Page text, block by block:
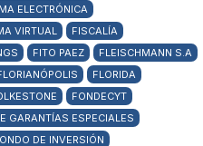
ELECTRÓNICA
VIRTUAL
FISCALÍA
FITO PAEZ
FLEISCHMANN S.A
FLORIDA
FONDECYT
GARANTÍAS ESPECIALES
DE INVERSIÓN